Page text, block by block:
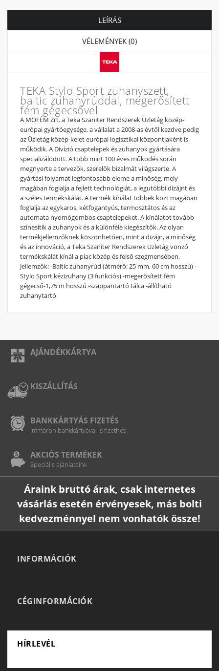
LEÍRÁS
VÉLEMÉNYEK (0)
TEKA Stylo Sport zuhanyszett,
baltic zuhanyrúddal, megerősített
fém gégecsővel
A MOFÉM Zrt. a Teka Szaniter Rendszerek Üzletág közép-
európai gyártóegysége, a vállalat a 2008-as évtől kezdve pedig
az Üzletág közép-kelet európai logisztikai központjaként is
működik. A Divízió csaptelepek és zuhanyok gyártására
specializálódott. A több mint 100 éves működés során
megnyerte a tervezők, szerelők bizalmát világszerte. A
gyártási folyamat legfontosabb eleme a minőség, mely
magában foglalja a fejlett technológiát, a legutóbbi dizájnt és
a széles termékskálát. A termék kínálat többek közt magában
foglalja az egykaros, kétfogantyús, termosztátos és az
automata nyomógombos csaptelepeket. A kínálatot tovább
színesítik a zuhanyok és a különféle kiegészítők. Az olyan
termékjellemzőknek köszönhetően, mint a dizájn, a minőség
és az innováció, a Teka Szaniter Rendszerek Üzletág vonzó
termékskálát kínál a piac közép és felső szegmensében.
Jellemzők: -Baltic zuhanyrúd (átmérő: 25 mm, 60 cm hosszú) -
Stylo Sport kézizuhany (3 funkciós) -megerősített fém
gégecső-1,75 m hosszú -szappantartó tálca -állítható
zuhanytartó
AJÁNDÉKKÁRTYA
KISZÁLLÍTÁS
BANKKÁRTYÁS FIZETÉS
Immáron bankkártyával is fizethet!
AKCIÓS TERMÉKEK
Speciális ajánlataink
Áraink bruttó árak, csak internetes
vásárlás esetén érvényesek, más bolti
kedvezménnyel nem vonhatók össze!
INFORMÁCIÓK
CÉGINFORMÁCIÓK
HÍRLEVÉL